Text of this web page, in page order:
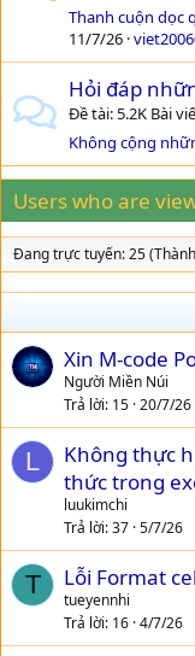
Thanh cuộn dọc
11/7/26
Hỏi đáp
Đề tài 5.2K Bài
Không cộng
Users who are
Đang trực tuyến: 25
Xin M-code
Người Miền Núi
Trả lời 15 20/7/26
L
Không thực
thức trong
luukimchi
Trả lời 37 5/7/26
T Lỗi Format
tueyennhi
Trả lời 16 4/7/26